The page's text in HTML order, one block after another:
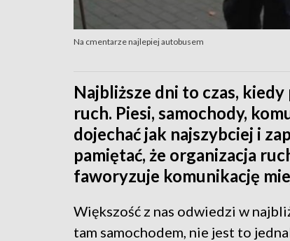
Na cmentarze najlepiej autobusem
Najbliższe dni to czas,
ruch. Piesi, samochody,
dojechać jak najszybciej i
pamiętać, że organizacja
faworyzuje komunikację
Większość z nas odwiedzi w
tam samochodem, nie jest to